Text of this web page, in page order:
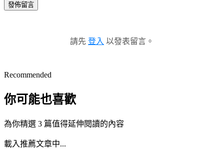
發佈留言
請先 登入 以發表留言。
Recommended
你可能也喜歡
為你精選 3 篇值得延伸閱讀的內容
載入推薦文章中...